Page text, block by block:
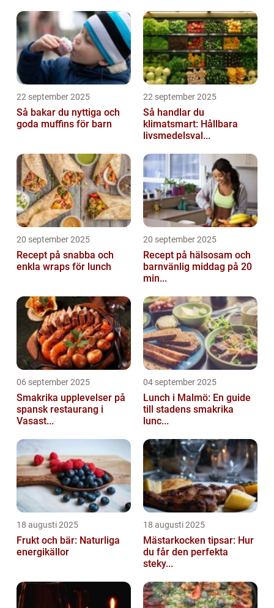
22 september 2025
Så bakar du nyttiga och
goda muffins för barn
22 september 2025
Så handlar du
klimatsmart: Hållbara
livsmedelsval...
20 september 2025
Recept på snabba och
enkla wraps för lunch
20 september 2025
Recept på hälsosam och
barnvänlig middag på 20
min...
06 september 2025
Smakrika upplevelser på
spansk restaurang i
Vasast...
04 september 2025
Lunch i Malmö: En guide
till stadens smakrika
lunc...
18 augusti 2025
Frukt och bär: Naturliga
energikällor
18 augusti 2025
Mästarkocken tipsar: Hur
du får den perfekta
steky...